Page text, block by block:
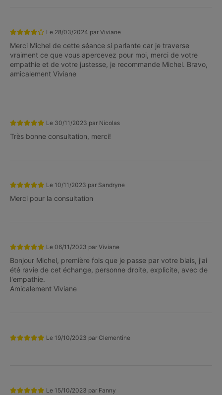
Le 28/03/2024 par Viviane
Merci Michel de cette séance si parlante car je traverse
vraiment ce que vous apercevez pour moi, merci de votre
empathie et de votre justesse, je recommande Michel. Bravo,
amicalement Viviane
Le 30/11/2023 par Nicolas
Très bonne consultation, merci!
Le 10/11/2023 par Sandryne
Merci pour la consultation
Le 06/11/2023 par Viviane
Bonjour Michel, première fois que je passe par votre biais, j'ai
été ravie de cet échange, personne droite, explicite, avec de
l'empathie.
Amicalement Viviane
Le 19/10/2023 par Clementine
Le 15/10/2023 par Fanny